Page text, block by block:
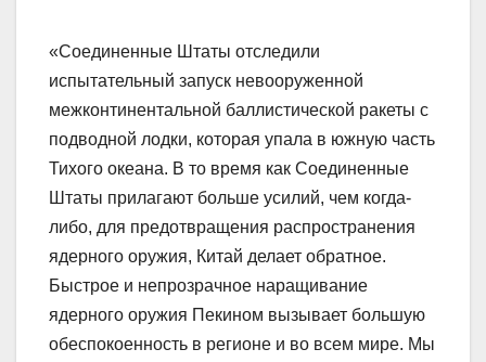
«Соединенные Штаты отследили
испытательный запуск невооруженной
межконтинентальной баллистической ракеты с
подводной лодки, которая упала в южную часть
Тихого океана. В то время как Соединенные
Штаты прилагают больше усилий, чем когда-
либо, для предотвращения распространения
ядерного оружия, Китай делает обратное.
Быстрое и непрозрачное наращивание
ядерного оружия Пекином вызывает большую
обеспокоенность в регионе и во всем мире. Мы